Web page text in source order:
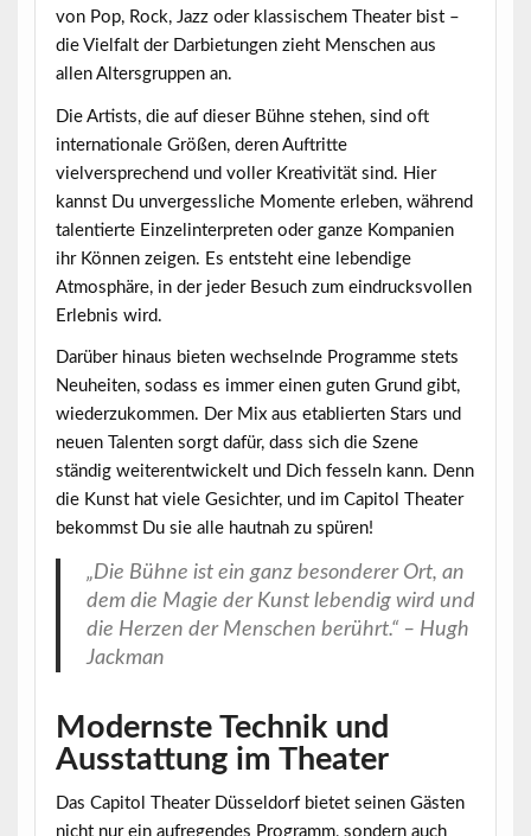
von Pop, Rock, Jazz oder klassischem Theater bist –
die Vielfalt der Darbietungen zieht Menschen aus
allen Altersgruppen an.
Die Artists, die auf dieser Bühne stehen, sind oft
internationale Größen, deren Auftritte
vielversprechend und voller Kreativität sind. Hier
kannst Du unvergessliche Momenteerleben, während
talentierte Einzelinterpreten oder ganze Kompanien
ihr Können zeigen. Es entsteht eine lebendige
Atmosphäre, in der jeder Besuch zum eindrucksvollen
Erlebnis wird.
Darüber hinaus bieten wechselnde Programme stets
Neuheiten, sodass es immer einen guten Grund gibt,
wiederzukommen. Der Mix aus etablierten Stars und
neuen Talenten sorgt dafür, dass sich die Szene
ständig weiterentwickelt und Dich fesseln kann. Denn
die Kunst hat viele Gesichter, und im Capitol Theater
bekommst Du sie alle hautnah zu spüren!
„Die Bühne ist ein ganz besonderer Ort, an
dem die Magie der Kunst lebendig wird und
die Herzen der Menschen berührt.“ – Hugh
Jackman
Modernste Technik und
Ausstattung im Theater
Das Capitol Theater Düsseldorf bietet seinen Gästen
nicht nur ein aufregendes Programm, sondern auch